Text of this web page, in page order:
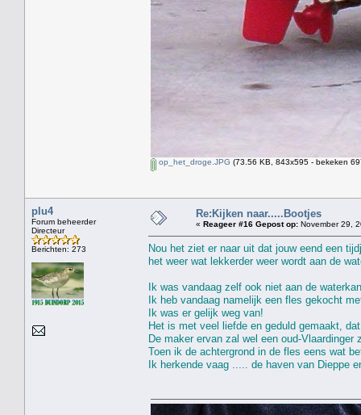
op_het_droge.JPG (73.56 KB, 843x595 - bekeken
plu4
Forum beheerder
Directeur
Berichten: 273
Re:Kijken naar.....Bootjes
« Reageer #16 Gepost op: November 29,
Nou het ziet er naar uit dat jouw eend een
het weer wat lekkerder weer wordt aan de
Ik was vandaag zelf ook niet aan de
Ik heb vandaag namelijk een fles gekocht
Ik was er gelijk weg van!
Het is met veel liefde en geduld gemaakt,
De maker ervan zal wel een oud-
Toen ik de achtergrond in de fles eens wat
Ik herkende vaag ..... de haven van Dieppe